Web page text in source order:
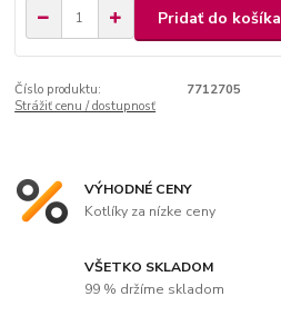
Pridať do košíka
Číslo produktu:
7712705
Strážiť cenu / dostupnosť
VÝHODNÉ CENY
Kotlíky za nízke ceny
VŠETKO SKLADOM
99 % držíme skladom